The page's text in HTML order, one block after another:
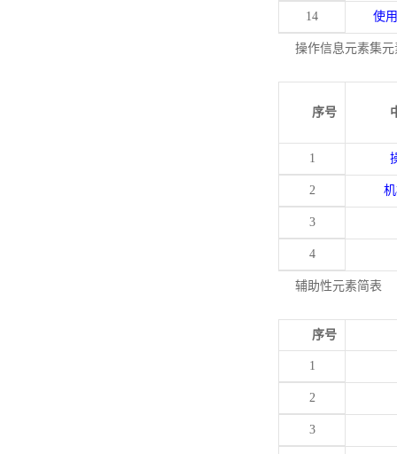
14 使
操作信息元素集
序号
1
2
3
4
辅助性元素简表
序号
1
2
3